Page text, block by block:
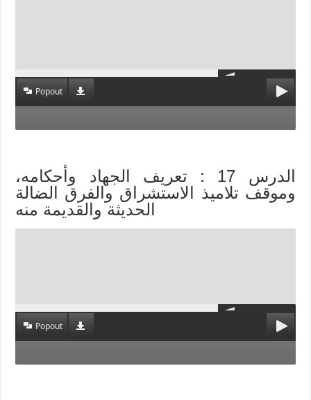
Popout
الدرس 17 : تعريف الجهاد وأحكامه،
وموقف تلاميذ الاستشراق والفرق الضالة
الحديثة والقديمة منه
Popout